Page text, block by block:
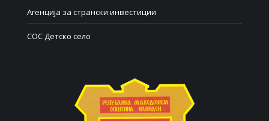
Агенција за странски инвестиции
СОС Детско село